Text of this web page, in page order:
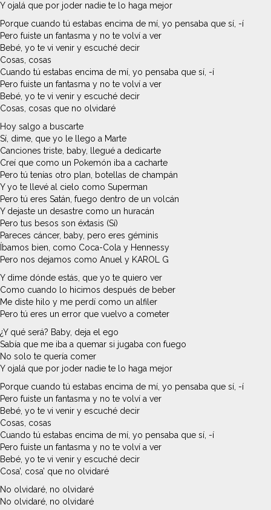
Y ojalá que por joder nadie te lo haga mejor
Porque cuando tú estabas encima de mí, yo pensaba que sí, -í
Pero fuiste un fantasma y no te volví a ver
Bebé, yo te vi venir y escuché decir
Cosas, cosas
Cuando tú estabas encima de mí, yo pensaba que sí, -í
Pero fuiste un fantasma y no te volví a ver
Bebé, yo te vi venir y escuché decir
Cosas, cosas que no olvidaré
Hoy salgo a buscarte
Sí, dime, que yo le llego a Marte
Canciones triste, baby, llegué a dedicarte
Creí que como un Pokemón iba a cacharte
Pero tú tenías otro plan, botellas de champán
Y yo te llevé al cielo como Superman
Pero tú eres Satán, fuego dentro de un volcán
Y dejaste un desastre como un huracán
Pero tus besos son éxtasis (Sí)
Pareces cáncer, baby, pero eres géminis
Íbamos bien, como Coca-Cola y Hennessy
Pero nos dejamos como Anuel y KAROL G
Y dime dónde estás, que yo te quiero ver
Como cuando lo hicimos después de beber
Me diste hilo y me perdí como un alfiler
Pero tú eres un error que vuelvo a cometer
¿Y qué será? Baby, deja el ego
Sabía que me iba a quemar si jugaba con fuego
No solo te quería comer
Y ojalá que por joder nadie te lo haga mejor
Porque cuando tú estabas encima de mí, yo pensaba que sí, -í
Pero fuiste un fantasma y no te volví a ver
Bebé, yo te vi venir y escuché decir
Cosas, cosas
Cuando tú estabas encima de mí, yo pensaba que sí, -í
Pero fuiste un fantasma y no te volví a ver
Bebé, yo te vi venir y escuché decir
Cosa’, cosa’ que no olvidaré
No olvidaré, no olvidaré
No olvidaré, no olvidaré